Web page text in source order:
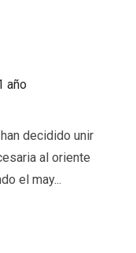
año
decidido unir
al oriente
el may...